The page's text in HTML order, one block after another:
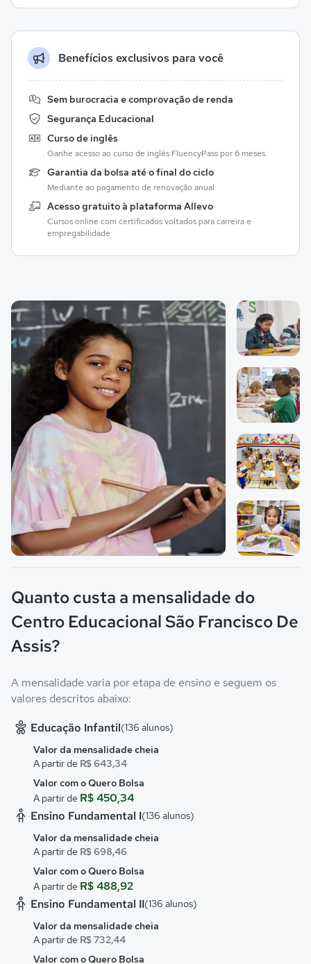
Benefícios exclusivos para você
Sem burocracia e comprovação de renda
Segurança Educacional
Curso de inglês
Ganhe acesso ao curso de inglês FluencyPass por 6 meses.
Garantia da bolsa até o final do ciclo
Mediante ao pagamento de renovação anual
Acesso gratuito à plataforma Allevo
Cursos online com certificados voltados para carreira e
empregabilidade
Galeria de imagem
Imagem 1
Imagem 2
Imagem 3
Quanto custa a mensalidade do
Centro Educacional São Francisco De
Assis?
A mensalidade varia por etapa de ensino e seguem os
valores descritos abaixo:
Educação Infantil(136 alunos)
Valor da mensalidade cheia
A partir de R$ 643,34
Valor com o Quero Bolsa
A partir de R$ 450,34
Ensino Fundamental I(136 alunos)
Valor da mensalidade cheia
A partir de R$ 698,46
Valor com o Quero Bolsa
A partir de R$ 488,92
Ensino Fundamental II(136 alunos)
Valor da mensalidade cheia
A partir de R$ 732,44
Valor com o Quero Bolsa